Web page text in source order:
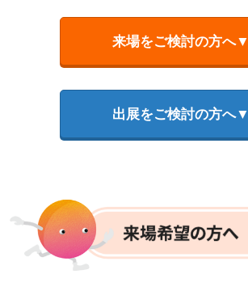
来場をご検討の方へ▼
出展をご検討の方へ▼